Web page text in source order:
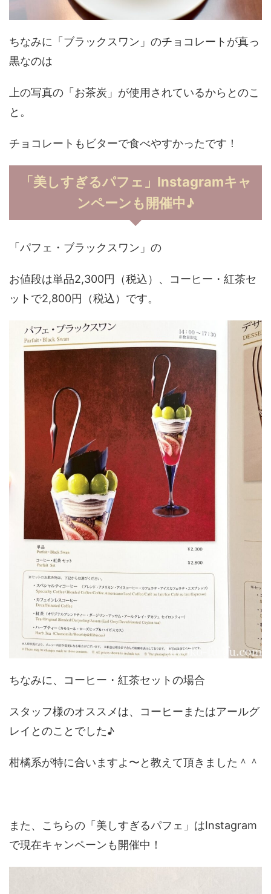
ちなみに「ブラックスワン」のチョコレートが真っ
黒なのは
上の写真の「お茶炭」が使用されているからとのこ
と。
チョコレートもビターで食べやすかったです！
「美しすぎるパフェ」Instagramキャ
ンペーンも開催中♪
「パフェ・ブラックスワン」の
お値段は単品2,300円（税込）、コーヒー・紅茶セ
ットで2,800円（税込）です。
ちなみに、コーヒー・紅茶セットの場合
スタッフ様のオススメは、コーヒーまたはアールグ
レイとのことでした♪
柑橘系が特に合いますよ〜と教えて頂きました＾＾
また、こちらの「美しすぎるパフェ」はInstagram
で現在キャンペーンも開催中！